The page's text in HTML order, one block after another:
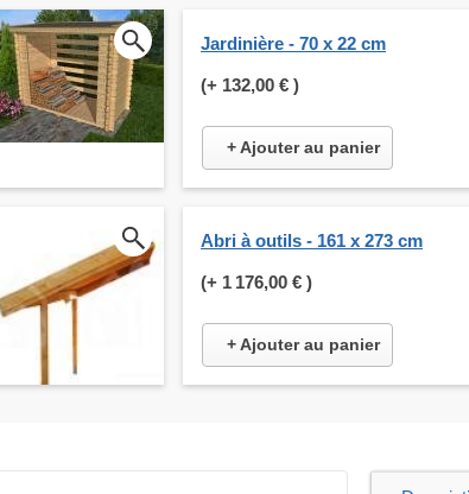
Jardinière - 70 x 22 cm
(+ 132,00 € )
+ Ajouter au panier
Abri à outils - 161 x 273 cm
(+ 1 176,00 € )
+ Ajouter au panier